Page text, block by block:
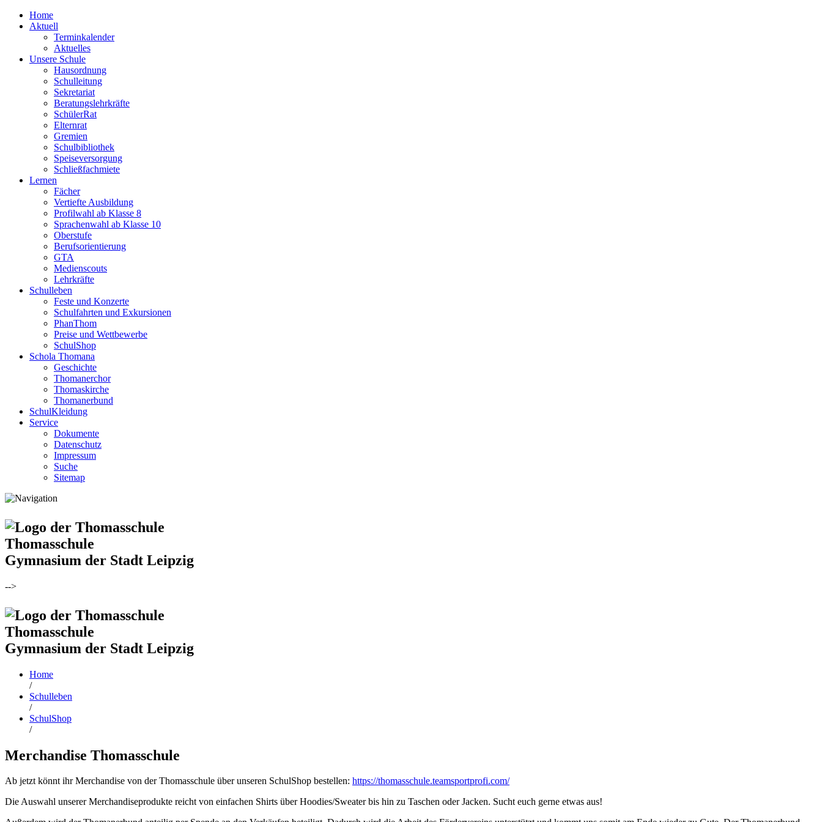
Home
Aktuell
Terminkalender
Aktuelles
Unsere Schule
Hausordnung
Schulleitung
Sekretariat
Beratungslehrkräfte
SchülerRat
Elternrat
Gremien
Schulbibliothek
Speiseversorgung
Schließfachmiete
Lernen
Fächer
Vertiefte Ausbildung
Profilwahl ab Klasse 8
Sprachenwahl ab Klasse 10
Oberstufe
Berufsorientierung
GTA
Medienscouts
Lehrkräfte
Schulleben
Feste und Konzerte
Schulfahrten und Exkursionen
PhanThom
Preise und Wettbewerbe
SchulShop
Schola Thomana
Geschichte
Thomanerchor
Thomaskirche
Thomanerbund
SchulKleidung
Service
Dokumente
Datenschutz
Impressum
Suche
Sitemap
Thomasschule
Gymnasium der Stadt Leipzig
-->
Thomasschule
Gymnasium der Stadt Leipzig
Home
/
Schulleben
/
SchulShop
/
Merchandise Thomasschule
Ab jetzt könnt ihr Merchandise von der Thomasschule über unseren SchulShop bestellen: https://thomasschule.teamsportprofi.com/
Die Auswahl unserer Merchandiseprodukte reicht von einfachen Shirts über Hoodies/Sweater bis hin zu Taschen oder Jacken. Sucht euch gerne etwas aus!